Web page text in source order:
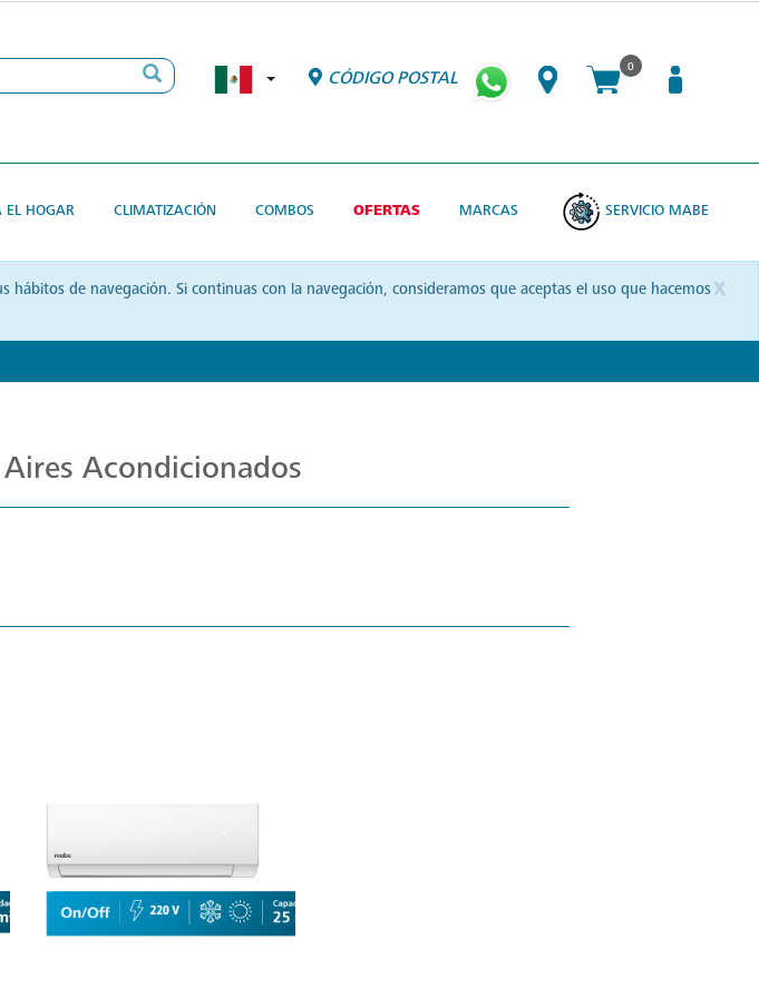
CÓDIGO POSTAL
0
EL HOGAR CLIMATIZACIÓN COMBOS OFERTAS MARCAS SERVICIO MABE
x
de navegación. Si continuas con la navegación, consideramos que aceptas el uso que hacemos
Aires Acondicionados